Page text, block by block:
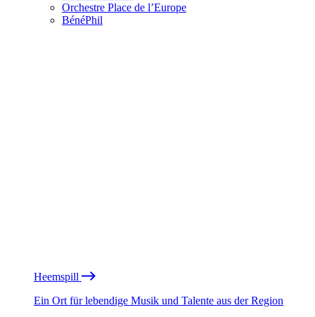
Orchestre Place de l’Europe
BénéPhil
Heemspill
Ein Ort für lebendige Musik und Talente aus der Region